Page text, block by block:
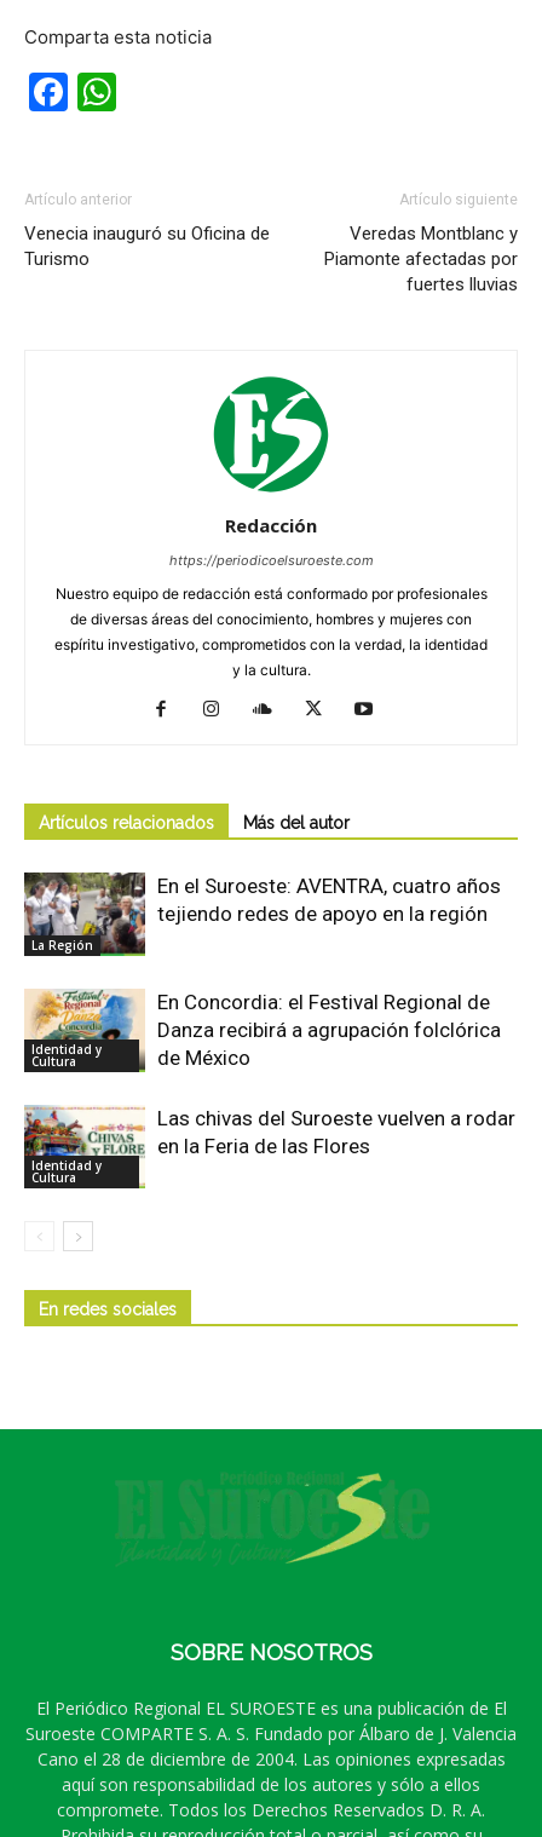
Comparta esta noticia
Facebook
Artículo anterior
Venecia inauguró su Oficina de
Turismo
Artículo siguiente
Veredas Montblanc y
Piamonte afectadas por
fuertes lluvias
Redacción
https://periodicoelsuroeste.com
Nuestro equipo de redacción está conformado por profesionales
de diversas áreas del conocimiento, hombres y mujeres con
espíritu investigativo, comprometidos con la verdad, la identidad
y la cultura.
Artículos relacionados Más del autor
La Región
En el Suroeste: AVENTRA, cuatro años
tejiendo redes de apoyo en la región
Identidad y
Cultura
En Concordia: el Festival Regional de
Danza recibirá a agrupación folclórica
de México
Identidad y
Cultura
Las chivas del Suroeste vuelven a rodar
en la Feria de las Flores
En redes sociales
SOBRE NOSOTROS
El Periódico Regional EL SUROESTE es una publicación de El
Suroeste COMPARTE S. A. S. Fundado por Álbaro de J. Valencia
Cano el 28 de diciembre de 2004. Las opiniones expresadas
aquí son responsabilidad de los autores y sólo a ellos
compromete. Todos los Derechos Reservados D. R. A.